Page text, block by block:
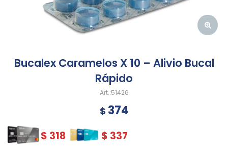
Bucalex Caramelos X 10 – Alivio Bucal
Rápido
51426
$ 374
$ 318 $ 337